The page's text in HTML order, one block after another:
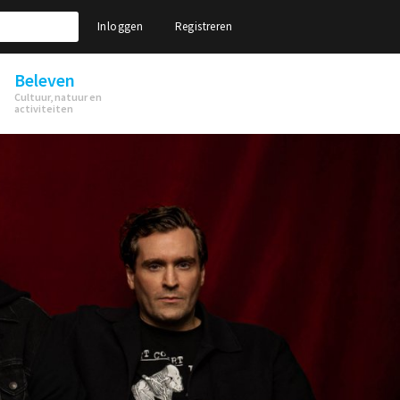
Inloggen Registreren
Beleven
Cultuur, natuur en
activiteiten